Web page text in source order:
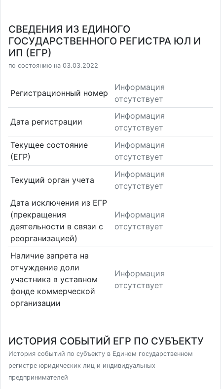
СВЕДЕНИЯ ИЗ ЕДИНОГО
ГОСУДАРСТВЕННОГО РЕГИСТРА ЮЛ И
ИП (ЕГР)
по состоянию на 03.03.2022
Регистрационный номер
Информация
отсутствует
Дата регистрации
Информация
отсутствует
Текущее состояние
(ЕГР)
Информация
отсутствует
Текущий орган учета
Информация
отсутствует
Дата исключения из ЕГР
(прекращения
деятельности в связи с
реорганизацией)
Информация
отсутствует
Наличие запрета на
отчуждение доли
участника в уставном
фонде коммерческой
организации
Информация
отсутствует
ИСТОРИЯ СОБЫТИЙ ЕГР ПО СУБЪЕКТУ
История событий по субъекту в Едином государственном
регистре юридических лиц и индивидуальных
предпринимателей